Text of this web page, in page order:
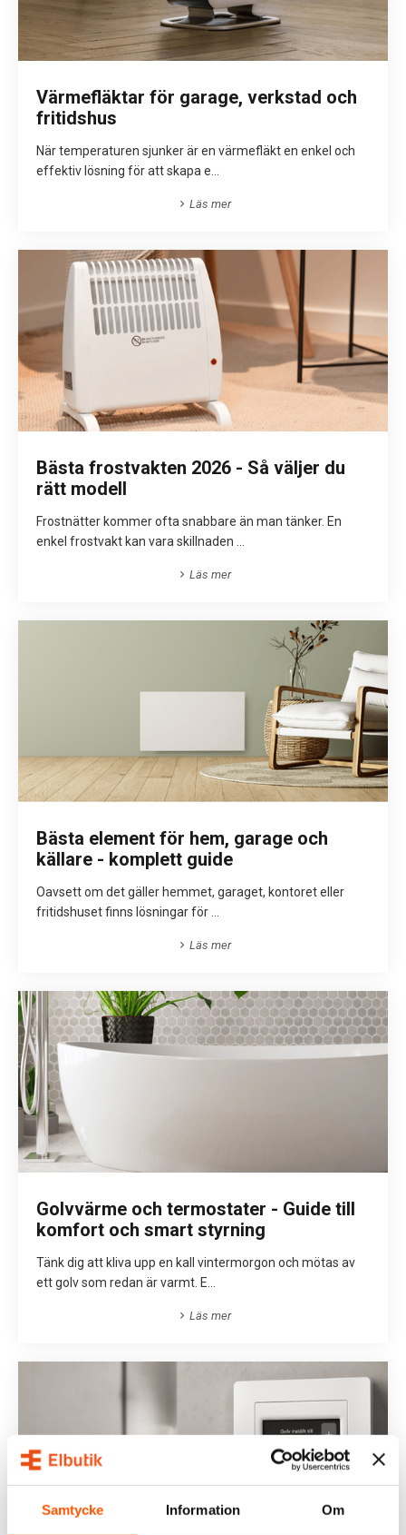
Samtycke Information Om
Värmefläktar för garage, verkstad och
fritidshus
När temperaturen sjunker är en värmefläkt en enkel och
effektiv lösning för att skapa e...
Läs mer
Bästa frostvakten 2026 - Så väljer du
rätt modell
Frostnätter kommer ofta snabbare än man tänker. En
enkel frostvakt kan vara skillnaden ...
Läs mer
Bästa element för hem, garage och
källare - komplett guide
Oavsett om det gäller hemmet, garaget, kontoret eller
fritidshuset finns lösningar för ...
Läs mer
Golvvärme och termostater - Guide till
komfort och smart styrning
Tänk dig att kliva upp en kall vintermorgon och mötas av
ett golv som redan är varmt. E...
Läs mer